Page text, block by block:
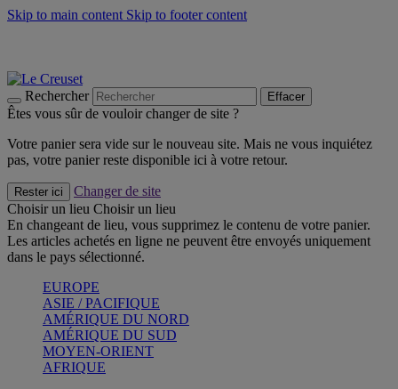
Skip to main content Skip to footer content
Rechercher Effacer
Êtes vous sûr de vouloir changer de site ?
Votre panier sera vide sur le nouveau site. Mais ne vous inquiétez
pas, votre panier reste disponible ici à votre retour.
Rester ici
Changer de site
Choisir un lieu Choisir un lieu
En changeant de lieu, vous supprimez le contenu de votre panier.
Les articles achetés en ligne ne peuvent être envoyés uniquement
dans le pays sélectionné.
EUROPE
ASIE / PACIFIQUE
AMÉRIQUE DU NORD
AMÉRIQUE DU SUD
MOYEN-ORIENT
AFRIQUE